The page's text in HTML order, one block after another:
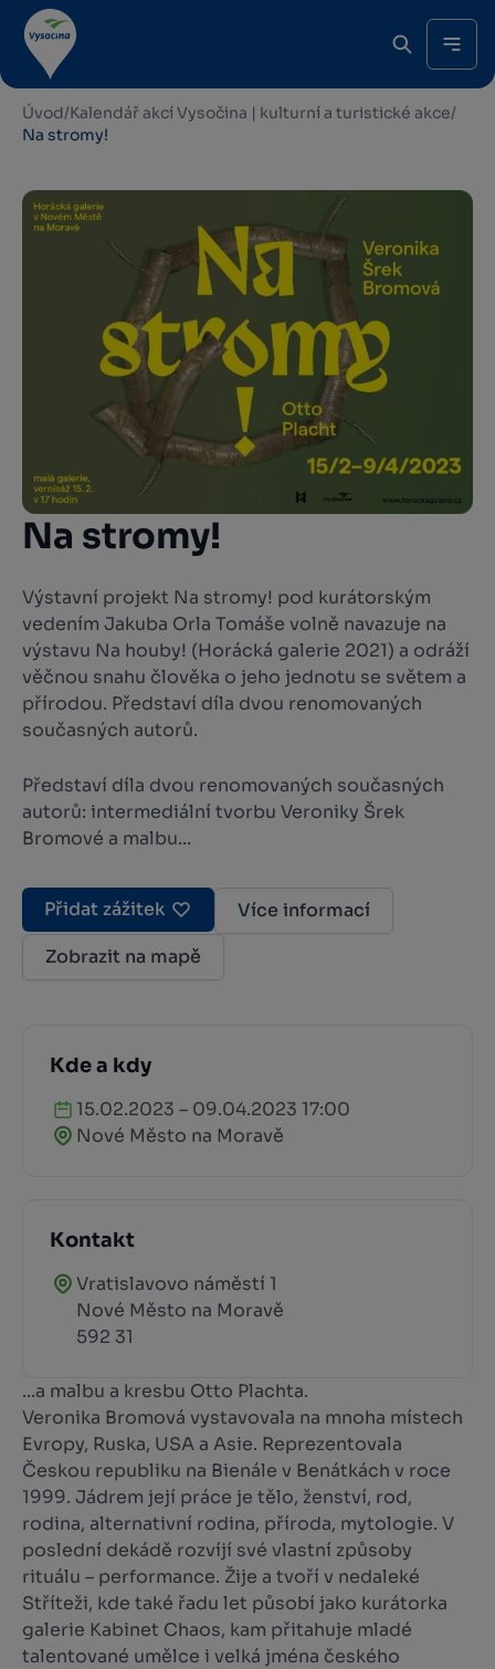
Úvod/Kalendář akcí Vysočina | kulturní a turistické akce/
Na stromy!
Na stromy!
Výstavní projekt Na stromy! pod kurátorským
vedením Jakuba Orla Tomáše volně navazuje na
výstavu Na houby! (Horácká galerie 2021) a odráží
věčnou snahu člověka o jeho jednotu se světem a
přírodou. Představí díla dvou renomovaných
současných autorů.
Představí díla dvou renomovaných současných
autorů: intermediální tvorbu Veroniky Šrek
Bromové a malbu...
Přidat zážitek
Více informací
Zobrazit na mapě
Kde a kdy
15.02.2023 – 09.04.2023 17:00
Nové Město na Moravě
Kontakt
Vratislavovo náměstí 1
Nové Město na Moravě
592 31
...a malbu a kresbu Otto Plachta.
Veronika Bromová vystavovala na mnoha místech
Evropy, Ruska, USA a Asie. Reprezentovala
Českou republiku na Bienále v Benátkách v roce
1999. Jádrem její práce je tělo, ženství, rod,
rodina, alternativní rodina, příroda, mytologie. V
poslední dekádě rozvíjí své vlastní způsoby
rituálu – performance. Žije a tvoří v nedaleké
Stříteži, kde také řadu let působí jako kurátorka
galerie Kabinet Chaos, kam přitahuje mladé
talentované umělce i velká jména českého